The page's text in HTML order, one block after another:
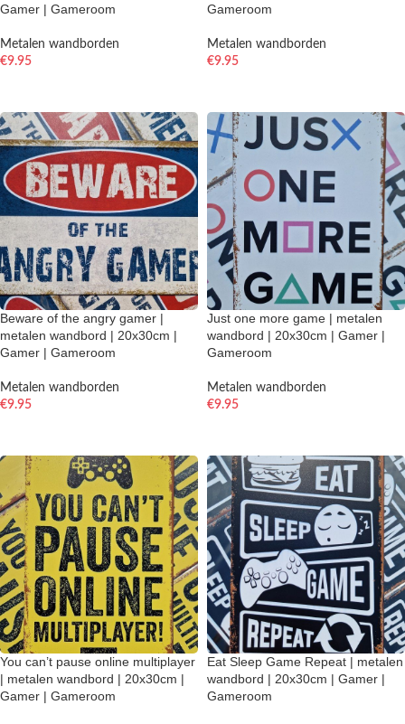
Gamer | Gameroom
Metalen wandborden
€9.95
Gameroom
Metalen wandborden
€9.95
Beware of the angry gamer |
metalen wandbord | 20x30cm |
Gamer | Gameroom
Metalen wandborden
€9.95
Just one more game | metalen
wandbord | 20x30cm | Gamer |
Gameroom
Metalen wandborden
€9.95
You can’t pause online multiplayer
| metalen wandbord | 20x30cm |
Gamer | Gameroom
Eat Sleep Game Repeat | metalen
wandbord | 20x30cm | Gamer |
Gameroom